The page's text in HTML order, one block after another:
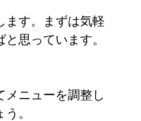
ます。まずは気軽
思っています。
ニューを調整し
。